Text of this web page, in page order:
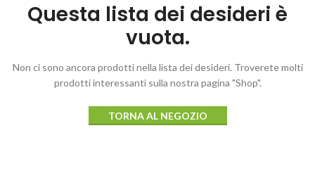
Questa lista dei desideri è
vuota.
Non ci sono ancora prodotti nella lista dei desideri. Troverete molti
prodotti interessanti sulla nostra pagina "Shop".
TORNA AL NEGOZIO